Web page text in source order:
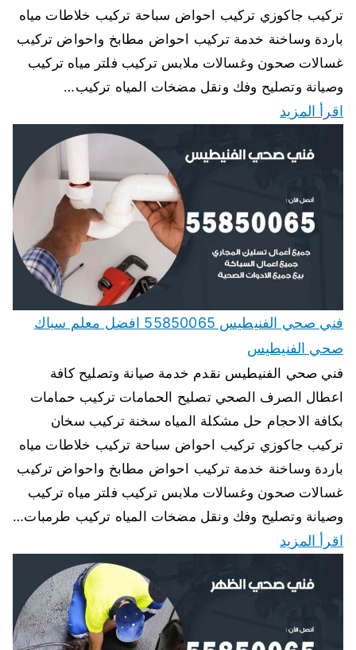
تركيب جاكوزي تركيب احواض سباحة تركيب خلاطات مياه
باردة وساخنة خدمة تركيب احواض مطابخ واحواض تركيب
غسالات صحون وغسالات ملابس تركيب فلتر مياه تركيب
وصيانة وتصليح وفك ونقل مضخات المياه تركيب…
اقرأ المزيد
فني صحي الفنيطيس 55850065 افضل معلم سباك
صحي الفنيطيس
فني صحي الفنيطيس نقدم خدمة صيانة وتصليح كافة
اعطال الصرف الصحي تصليح الحمامات تركيب حمامات
بكافة الاحجام حل مشكلة المياه سخنة تركيب سخان
تركيب جاكوزي تركيب احواض سباحة تركيب خلاطات مياه
باردة وساخنة خدمة تركيب احواض مطابخ واحواض تركيب
غسالات صحون وغسالات ملابس تركيب فلتر مياه تركيب
وصيانة وتصليح وفك ونقل مضخات المياه تركيب طرمبات…
اقرأ المزيد